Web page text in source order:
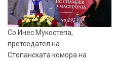
Со Инес Мукостепа,
претседател на
Стопанската комора на